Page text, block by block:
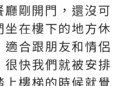
剛開門，還沒可
在樓下的地方休
合跟朋­友和情侶
快我們就被安排
樓梯的時候就覺